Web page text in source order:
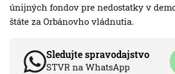
únijných fondov pre nedostatky v
štáte za Orbánovho vládnutia.
Sledujte spravodajstvo
STVR na WhatsApp